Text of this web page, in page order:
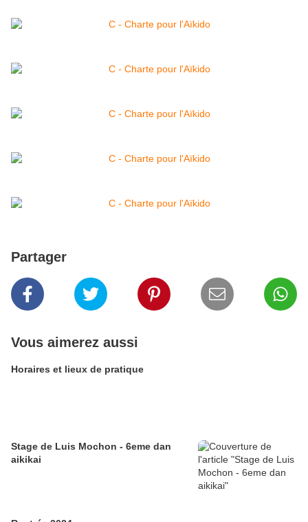
Partager
Vous aimerez aussi
Horaires et lieux de pratique
Stage de Luis Mochon - 6eme dan
aikikai